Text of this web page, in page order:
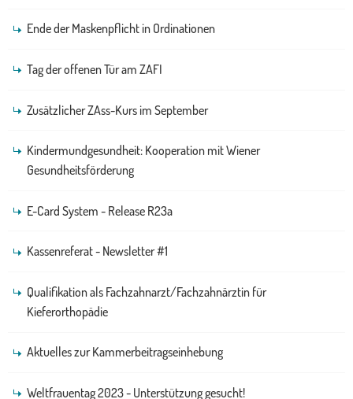
Ende der Maskenpflicht in Ordinationen
Tag der offenen Tür am ZAFI
Zusätzlicher ZAss-Kurs im September
Kindermundgesundheit: Kooperation mit Wiener
Gesundheitsförderung
E-Card System - Release R23a
Kassenreferat - Newsletter #1
Qualifikation als Fachzahnarzt/Fachzahnärztin für
Kieferorthopädie
Aktuelles zur Kammerbeitragseinhebung
Weltfrauentag 2023 - Unterstützung gesucht!